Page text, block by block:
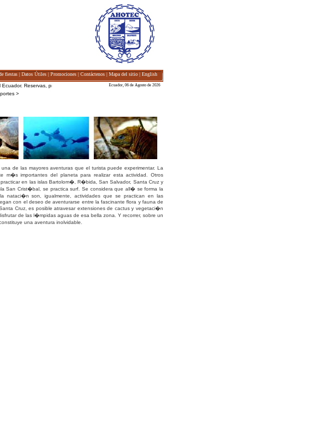
fiestas | Datos Útiles | Promociones | Contáctenos | Mapa del sitio | English
Reservas, promociones e informaci�n tur��stica --
Ecuador, 06 de Agosto de 2026
>
de las mayores aventuras que el turista puede experimentar. La
m�s importantes del planeta para realizar esta actividad. Otros
en las islas Bartolom�, R�bida, San Salvador, Santa Cruz y
San Crist�bal, se practica surf. Se considera que all� se forma la
nataci�n son, igualmente, actividades que se practican en las
con el deseo de aventurarse entre la fascinante flora y fauna de
Cruz, es posible atravesar extensiones de cactus y vegetaci�n
de las l�mpidas aguas de esa bella zona. Y recorrer, sobre un
una aventura inolvidable.